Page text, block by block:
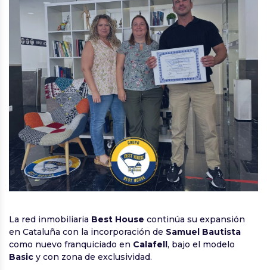
La red inmobiliaria Best House continúa su expansión
en Cataluña con la incorporación de Samuel Bautista
como nuevo franquiciado en Calafell, bajo el modelo
Basic y con zona de exclusividad.